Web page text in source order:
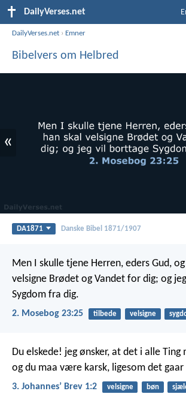
DailyVerses.net
DailyVerses.net › Emner
Bibelvers om Helbred
«
DA1871 Danske Bibel 1871/1907
Men I skulle tjene Herren, eders Gud, og
velsigne Brødet og Vandet for dig; og
Sygdom fra dig.
2. Mosebog 23:25 tilbede velsigne
Du elskede! jeg ønsker, at det i alle Ting
og du maa være karsk, ligesom det
3. Johannesʼ Brev 1:2 velsigne bøn